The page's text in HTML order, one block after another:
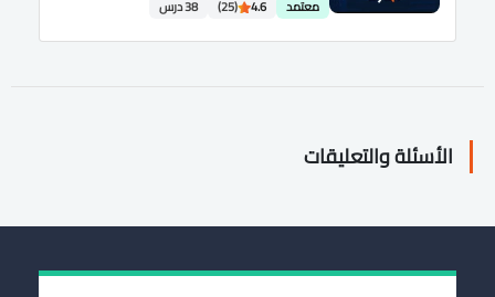
معتمد 4.6
(25) 38 درس
الأسئلة والتعليقات